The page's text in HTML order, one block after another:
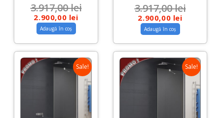
3.917,00lei
2.900,00 lei
Adaugă în coș
3.917,00lei
2.900,00 lei
Adaugă în coș
Sale! Sale!